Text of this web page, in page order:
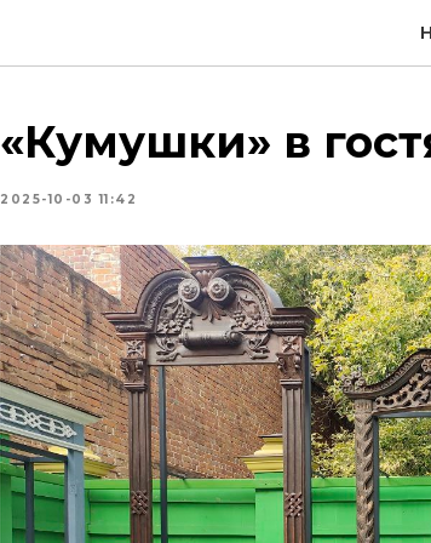
«Кумушки» в
2025-10-03 11:42